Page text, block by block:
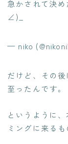
急かされて決め
∠)_
— niko
だけど、その
至ったんです。
というように
ミングに来る